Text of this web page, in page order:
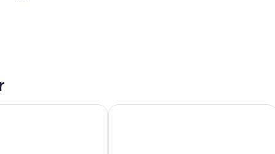
bruser. Håndklæder og sengetøj er til rådighed. Wi-Fi
med en swimmingpool ved stranden Zecevo Rtic,
Treværelses lejlighed med en